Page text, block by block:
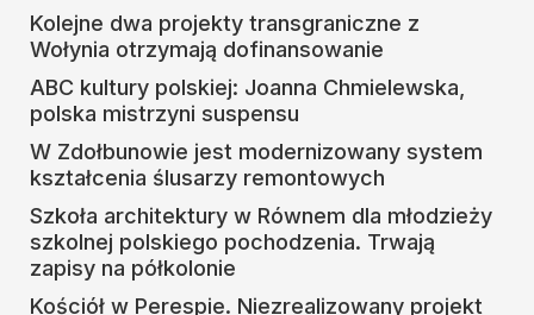
Kolejne dwa projekty transgraniczne z
Wołynia otrzymają dofinansowanie
ABC kultury polskiej: Joanna Chmielewska,
polska mistrzyni suspensu
W Zdołbunowie jest modernizowany system
kształcenia ślusarzy remontowych
Szkoła architektury w Równem dla młodzieży
szkolnej polskiego pochodzenia. Trwają
zapisy na półkolonie
Kościół w Perespie. Niezrealizowany projekt